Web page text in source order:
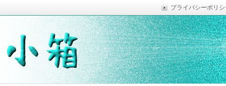
プライバシーポリ
ていれば便利なことなどを気がついた時に綴っています。